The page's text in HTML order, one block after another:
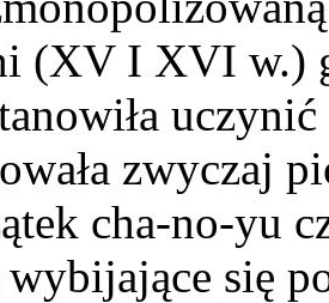
(XV I XVI w.)
zwyczaj
cha-no-yu
się